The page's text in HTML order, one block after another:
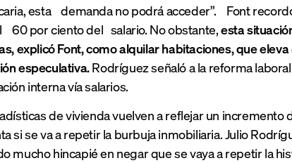
esta demanda no podrá acceder”. Font
60 por ciento del salario. No obstante,esta
explicó Font, como alquilar habitaciones, que
especulativa.Rodríguez señaló a la reforma
interna vía salarios.
de vivienda vuelven a reflejar un incremento
si se va a repetir la burbuja inmobiliaria. Julio
mucho hincapié en negar que se vaya a repetir la